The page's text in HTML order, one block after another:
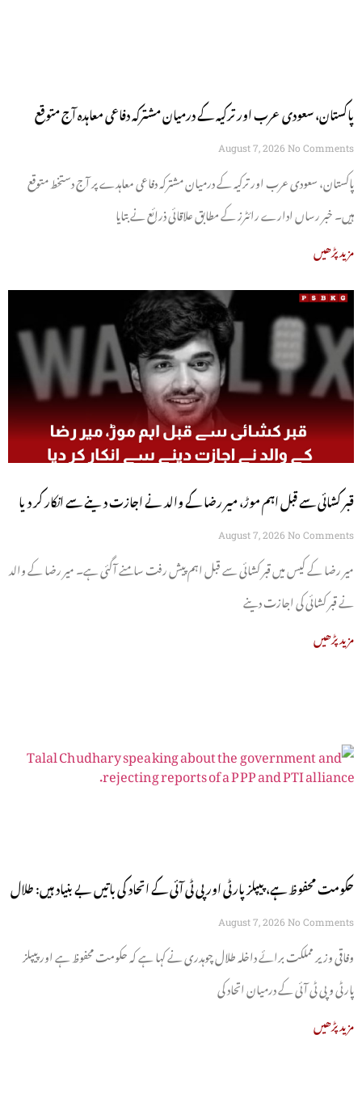
پاکستان، سعودی عرب اور ترکیہ کے درمیان مشترکہ دفاعی معاہدہ آج متوقع
August 7, 2026 No Comments
پاکستان، سعودی عرب اور ترکیہ کے درمیان مشترکہ دفاعی معاہدے پر آج دستخط متوقع
ہیں۔ خبر رساں ادارے رائٹرز کے مطابق علاقائی ذرائع نے بتایا
مزید پڑھیں
قبر کشائی سے قبل اہم موڑ، میر رضا کے والد نے اجازت دینے سے انکار کر دیا
August 7, 2026 No Comments
میر رضا کے کیس میں قبر کشائی سے قبل اہم پیش رفت سامنے آگئی ہے۔ میر رضا کے والد
نے قبر کشائی کی اجازت دینے
مزید پڑھیں
حکومت محفوظ ہے، پیپلز پارٹی اور پی ٹی آئی کے اتحاد کی باتیں بے بنیاد ہیں: طلال
چوہدری
August 7, 2026 No Comments
وفاقی وزیر مملکت برائے داخلہ طلال چوہدری نے کہا ہے کہ حکومت محفوظ ہے اور پیپلز
پارٹی و پی ٹی آئی کے درمیان اتحاد کی
مزید پڑھیں